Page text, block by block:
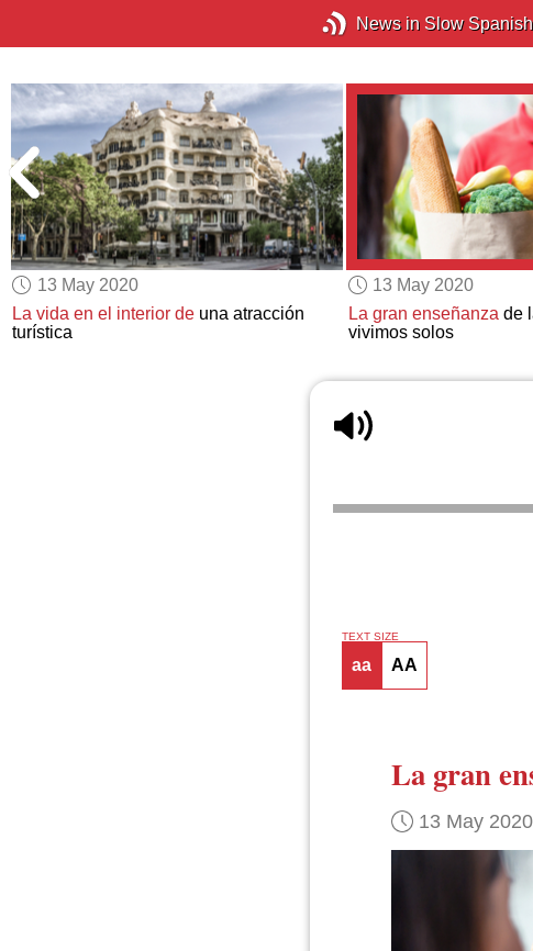
News in Slow Spanish
13 May 2020
La vida en el interior de una atracción
turística
13 May 2020
La gran enseñanzade
vivimos solos
TEXT SIZE
aa AA
La gran
13 May 2020